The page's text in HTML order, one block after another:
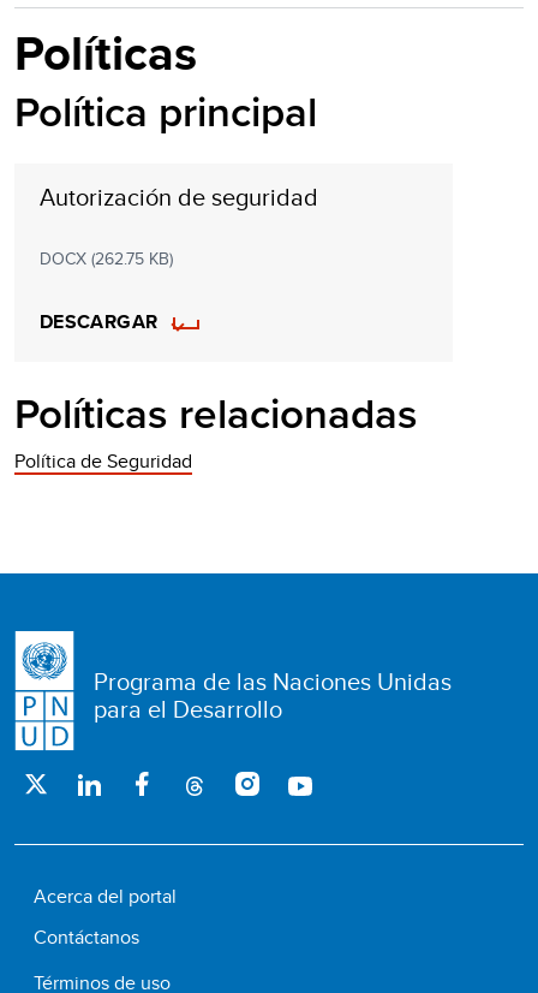
Políticas
Política principal
Autorización de seguridad
DOCX (262.75 KB)
DESCARGAR
Políticas relacionadas
Política de Seguridad
Programa de las Naciones Unidas
para el Desarrollo
Acerca del portal
Contáctanos
Términos de uso